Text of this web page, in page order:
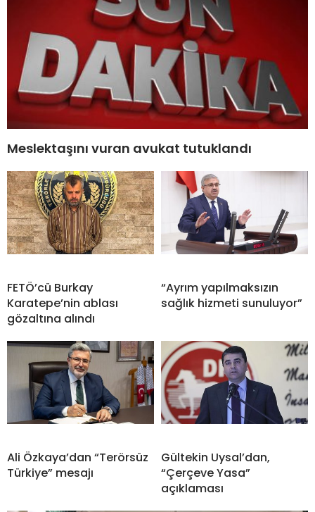
Meslektaşını vuran avukat tutuklandı
FETÖ’cü Burkay
Karatepe’nin ablası
gözaltına alındı
“Ayrım yapılmaksızın
sağlık hizmeti sunuluyor”
Ali Özkaya’dan “Terörsüz
Türkiye” mesajı
Gültekin Uysal’dan,
“Çerçeve Yasa”
açıklaması